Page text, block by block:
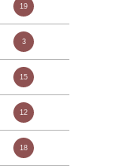
19
3
15
12
18